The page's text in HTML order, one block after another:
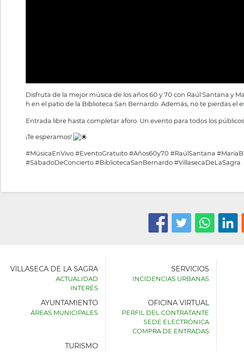
Disfruta de la mejor música de los años 60 y 70 con Raúl Santana y
h en el patio de la Biblioteca San Bernardo. Además, no te pierdas el
Entrada libre hasta completar aforo. Un evento para todos los públicos.
¡Te esperamos!
#MúsicaEnVivo#EventoGratuito#Años60y70 #RaúlSantana
#SábadoDeConcierto#BibliotecaSanBernardo#VillasecaDeLaSagra
AYUNTAMIENTO
VILLASECA DE LA SAGRA
ACTUALIDAD
INTERÉS
SERVICIOS
INCIDENCIAS URBANAS
AYUNTAMIENTO
ÁREAS MUNICIPALES
OFICINA VIRTUAL
PERFIL DEL CONTRATANTE
SEDE ELECTRÓNICA
COMPRA DE ENTRADAS
TURISMO